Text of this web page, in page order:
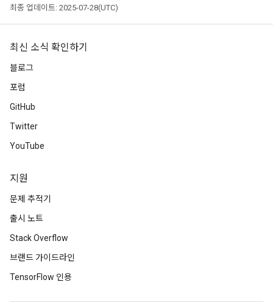
최종 업데이트: 2025-07-28(UTC)
최신 소식 확인하기
블로그
포럼
GitHub
Twitter
YouTube
지원
문제 추적기
출시 노트
Stack Overflow
브랜드 가이드라인
TensorFlow 인용